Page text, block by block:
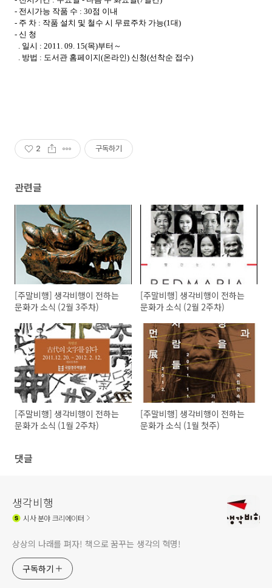
- 전시가능 작품 수 : 30점 이내
- 주 차 : 작품 설치 및 철수 시 무료주차 가능(1대)
- 신 청
. 일시 : 2011. 09. 15(목)부터～
. 방법 : 도서관 홈페이지(온라인) 신청(선착순 접수)
2 구독하기
관련글
[주말비행] 생각비행이 전하는
문화가 소식 (2월 3주차)
[주말비행] 생각비행이 전하는
문화가 소식 (2월 2주차)
[주말비행] 생각비행이 전하는
문화가 소식 (1월 2주차)
[주말비행] 생각비행이 전하는
문화가 소식 (1월 첫주)
댓글
생각비행
시사분야 크리에이터
상상의 나래를 펴자! 책으로 꿈꾸는 생각의 혁명!
구독하기